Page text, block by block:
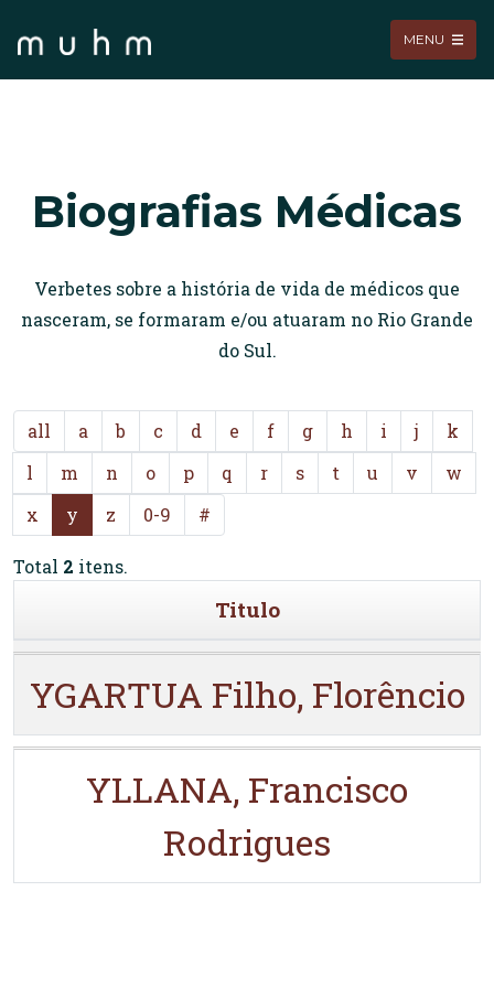
MENU
Biografias Médicas
Verbetes sobre a história de vida de médicos que
nasceram, se formaram e/ou atuaram no Rio Grande
do Sul.
all a b c d e f g h i j
k
l
m n o p q r s t u v
w
x
y z 0-9 #
Total 2 itens.
Titulo
YGARTUA Filho, Florêncio
YLLANA, Francisco
Rodrigues